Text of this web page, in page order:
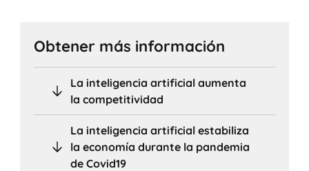
Obtener más información
La inteligencia artificial aumenta
la competitividad
La inteligencia artificial estabiliza
la economía durante la pandemia
de Covid19